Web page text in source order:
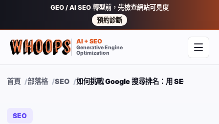
GEO / AI SEO 轉型前，先檢查網站可見度
預約診斷
AI + SEO
Generative Engine
Optimization
開啟
首頁 部落格 SEO 如何挑戰 Google 搜尋排名：用 SEO 做對、
SEO